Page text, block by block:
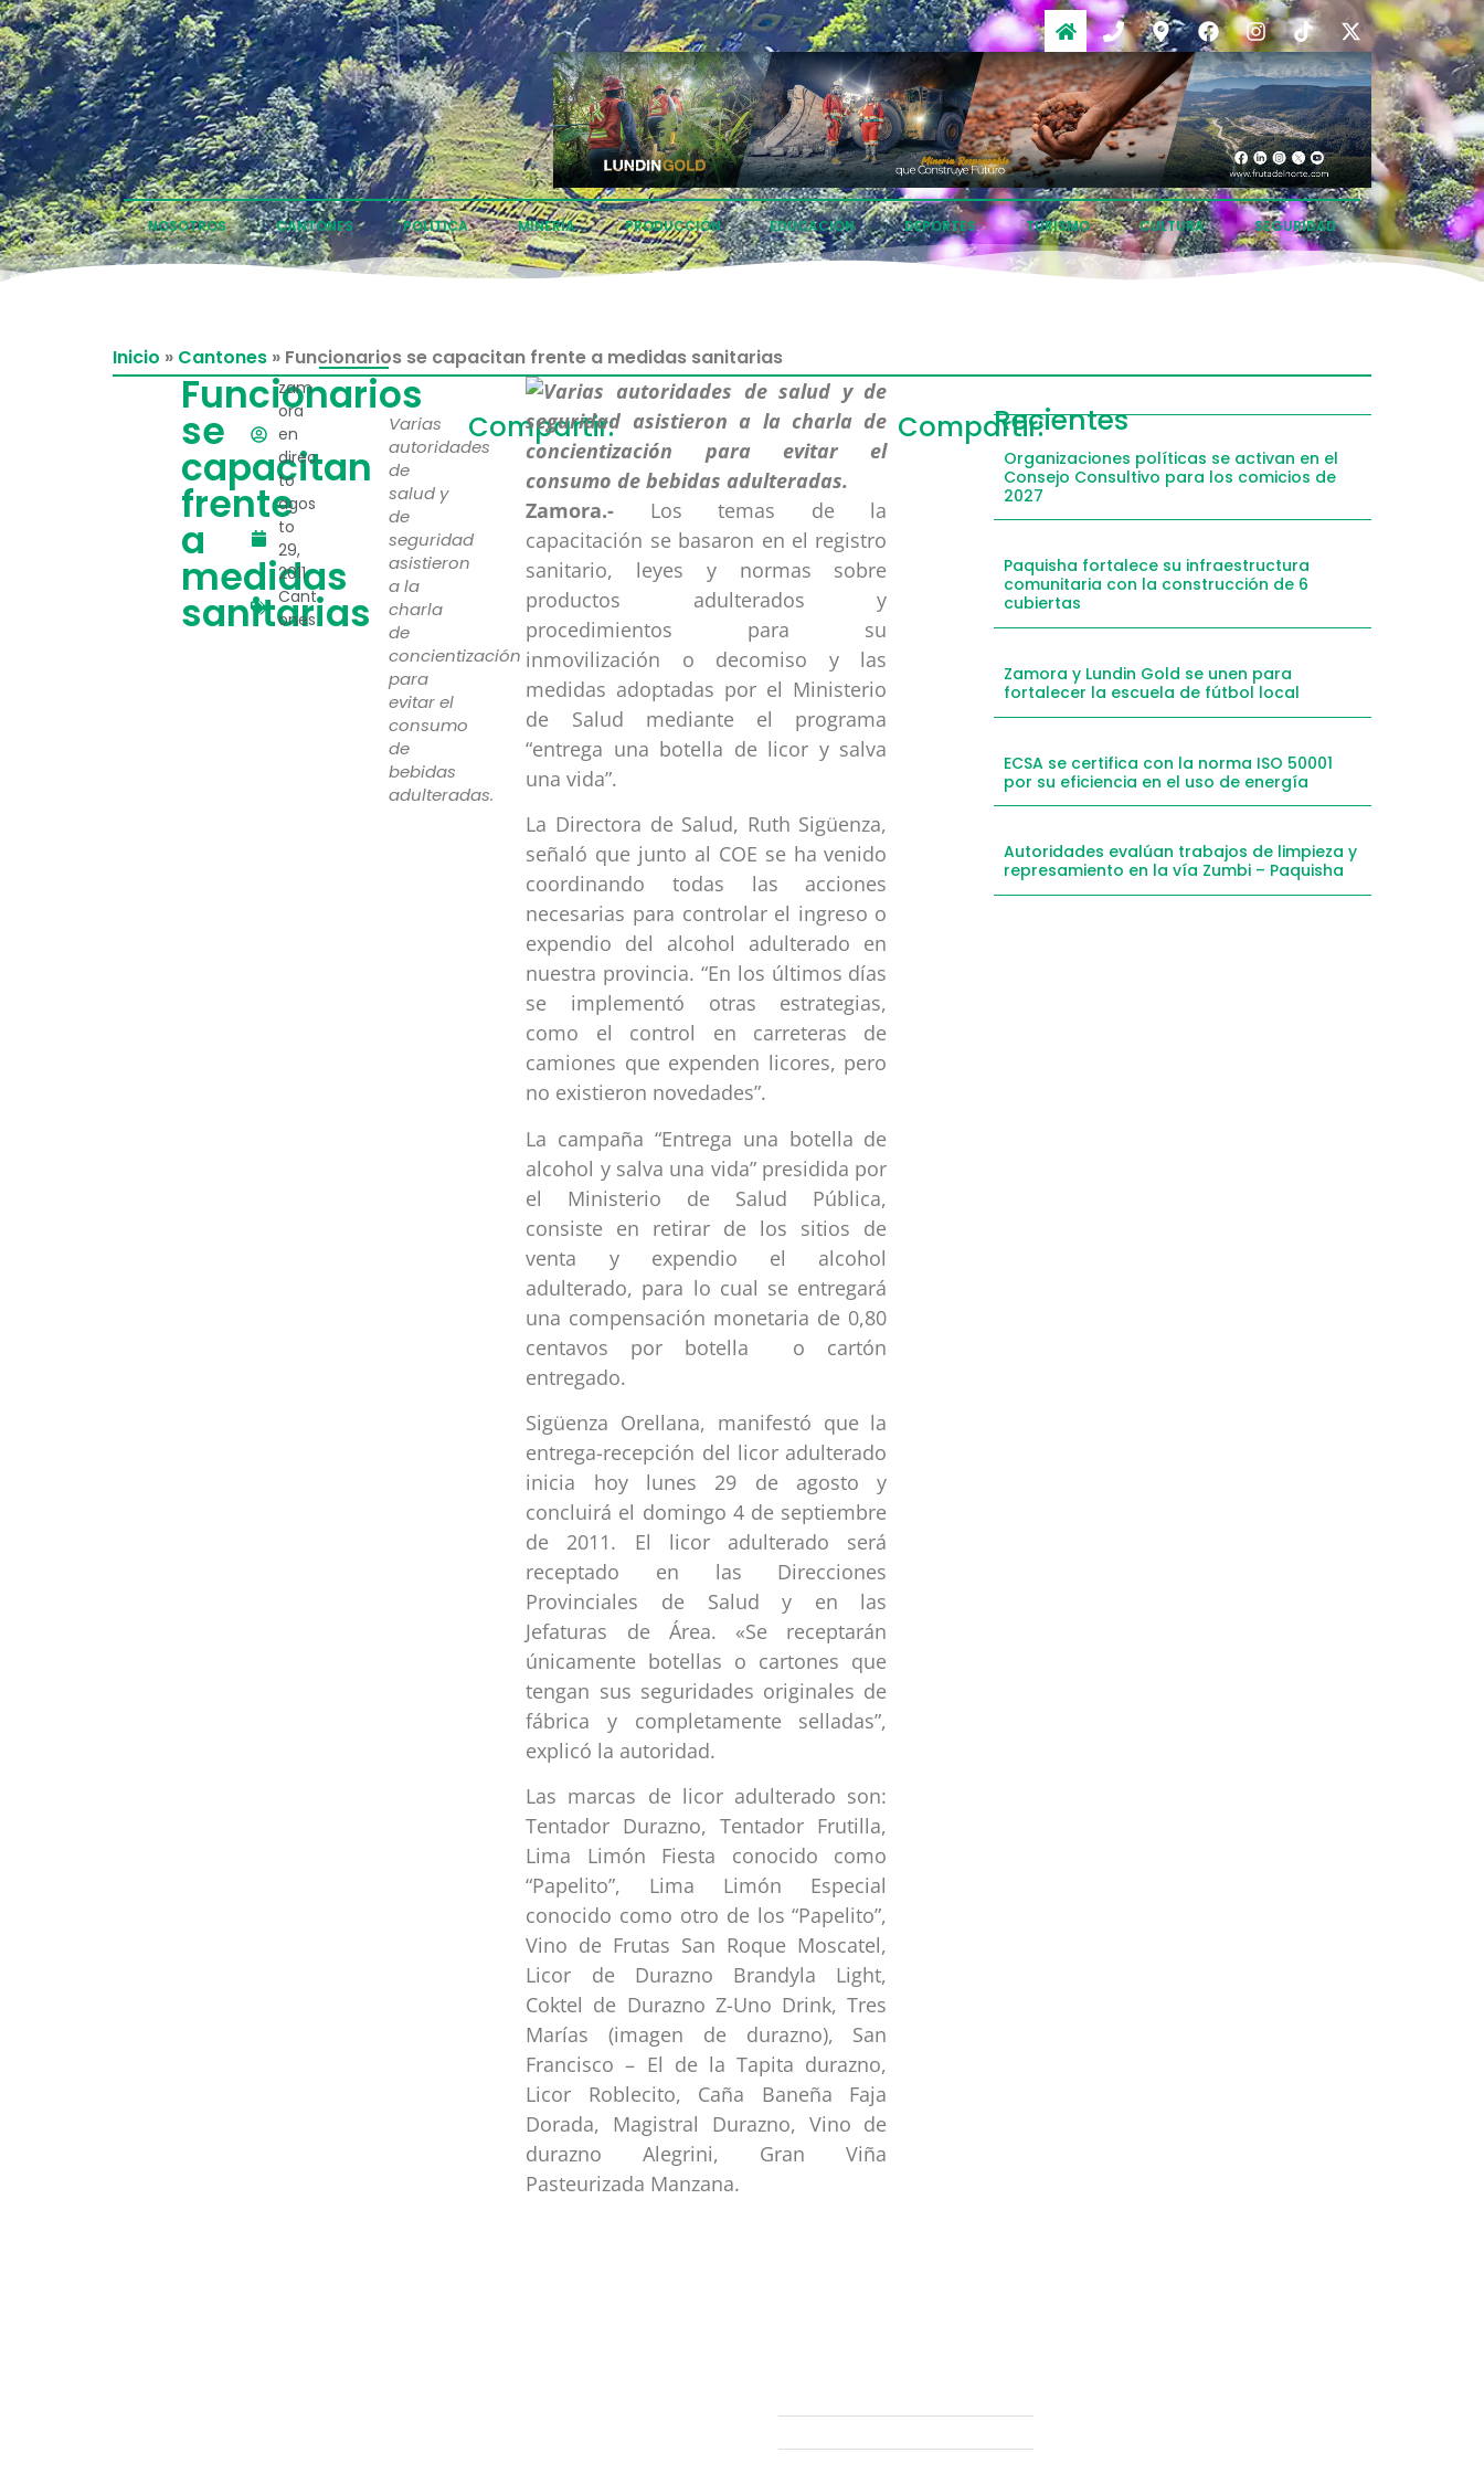
NOSOTROS CANTONES POLÍTICA MINERÍA PRODUCCIÓN EDUCACIÓN DEPORTES TURISMO CULTURA SEGURIDAD
Inicio » Cantones » Funcionarios se capacitan frente a medidas sanitarias
Funcionarios
se
capacitan
frente
a
medidas
sanitarias
zam
ora
en
direc
to
agos
to
29,
2011
Cant
ones
Varias
autoridades
de
salud y
de
seguridad
asistieron
a la
charla
de
concientización
para
evitar el
consumo
de
bebidas
adulteradas.
Compartir:
Zamora.- Los temas de la
capacitación se basaron en el registro
sanitario, leyes y normas sobre
productos adulterados y
procedimientos para su
inmovilización o decomiso y las
medidas adoptadas por el Ministerio
de Salud mediante el programa
“entrega una botella de licor y salva
una vida”.
La Directora de Salud, Ruth Sigüenza,
señaló que junto al COE se ha venido
coordinando todas las acciones
necesarias para controlar el ingreso o
expendio del alcohol adulterado en
nuestra provincia. “En los últimos días
se implementó otras estrategias,
como el control en carreteras de
camiones que expenden licores, pero
no existieron novedades”.
La campaña “Entrega una botella de
alcohol y salva una vida” presidida por
el Ministerio de Salud Pública,
consiste en retirar de los sitios de
venta y expendio el alcohol
adulterado, para lo cual se entregará
una compensación monetaria de 0,80
centavos por botella o cartón
entregado.
Sigüenza Orellana, manifestó que la
entrega-recepción del licor adulterado
inicia hoy lunes 29 de agosto y
concluirá el domingo 4 de septiembre
de 2011. El licor adulterado será
receptado en las Direcciones
Provinciales de Salud y en las
Jefaturas de Área. «Se receptarán
únicamente botellas o cartones que
tengan sus seguridades originales de
fábrica y completamente selladas”,
explicó la autoridad.
Las marcas de licor adulterado son:
Tentador Durazno, Tentador Frutilla,
Lima Limón Fiesta conocido como
“Papelito”, Lima Limón Especial
conocido como otro de los “Papelito”,
Vino de Frutas San Roque Moscatel,
Licor de Durazno Brandyla Light,
Coktel de Durazno Z-Uno Drink, Tres
Marías (imagen de durazno), San
Francisco – El de la Tapita durazno,
Licor Roblecito, Caña Baneña Faja
Dorada, Magistral Durazno, Vino de
durazno Alegrini, Gran Viña
Pasteurizada Manzana.
Compartir:Recientes
Organizaciones políticas se activan en el
Consejo Consultivo para los comicios de
2027
Paquisha fortalece su infraestructura
comunitaria con la construcción de 6
cubiertas
Zamora y Lundin Gold se unen para
fortalecer la escuela de fútbol local
ECSA se certifica con la norma ISO 50001
por su eficiencia en el uso de energía
Autoridades evalúan trabajos de limpieza y
represamiento en la vía Zumbi – Paquisha
Webmail
Zamora